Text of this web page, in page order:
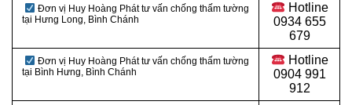
Đơn vị Huy Hoàng Phát tư vấn chống thấm tường
tại Hưng Long, Bình Chánh
Hotline
0934 655
679
Đơn vị Huy Hoàng Phát tư vấn chống thấm tường
tại Bình Hưng, Bình Chánh
Hotline
0904 991
912